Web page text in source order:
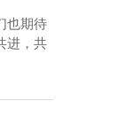
也期待
进，共